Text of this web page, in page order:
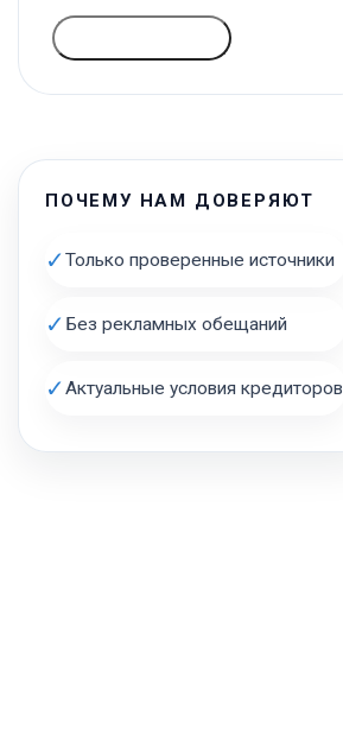
ПОЧЕМУ НАМ ДОВЕРЯЮТ
✓Только проверенные источники
✓ Без рекламных обещаний
✓Актуальные условия кредиторов